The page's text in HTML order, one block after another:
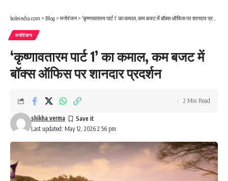
boleindia.com > Blog > मनोरंजन> ‘कृष्णावतारम पार्ट 1’ का कमाल, कम बजट में बॉक्स ऑफिस पर शानदार प्रदर्शन
मनोरंजन
‘कृष्णावतारम पार्ट 1’ का कमाल, कम बजट में
बॉक्स ऑफिस पर शानदार प्रदर्शन
Last updated: May 12, 2026 2:56 pm
shikha verma
2 Min Read